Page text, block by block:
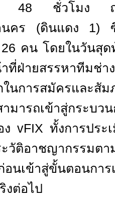
48 ชั่วโมง ณ
นคร (ดินแดง 1)
คน โดยในวันสุด
าที่ฝ่ายสรรหาทีมช่
ในการสมัครและสั
มารถเข้าสู่กระบว
ง vFIX ทั้งการประ
ะวัติอาชญากรรมต
เข้าสู่ขั้นตอนการ
งต่อไป